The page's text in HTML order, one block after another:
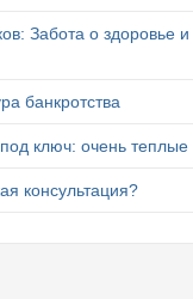
Забота о здоровье
банкротства
ключ: очень
консультация?